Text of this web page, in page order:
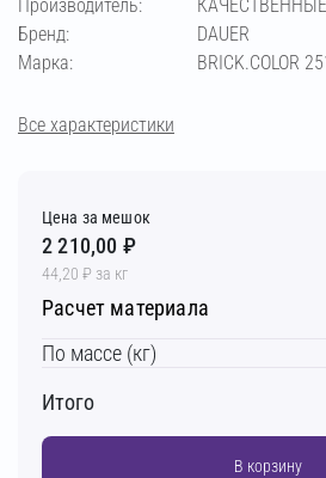
слоновая кость кремово-
кирпичный
коричневый тёмно-
шоколадный
Производитель:
Бренд:
DAUER
Марка:
BRICK.COLOR
Все характеристики
Цена за мешок
2 210,00 ₽
44,20 ₽ за кг
Расчет материала
По массе (кг)
Итого
В корзину